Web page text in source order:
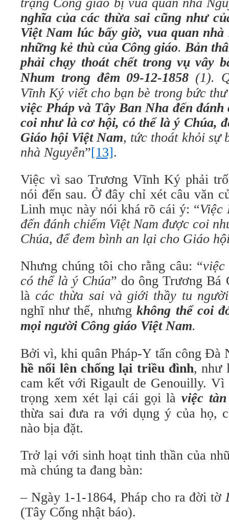
nghĩa của các thừa sai cũng như
Việt Nam lúc bấy giờ, vua quan
những kẻ thù của Công giáo.Bản
phải chạy thoát chết trong vụ vây
Nhum trong đêm 09-12-1858 (1).
việc Pháp và Tây Ban Nha đến
coi như là cơ hội, có thể là ý Chúa,
Giáo hội Việt Nam, tức thoát khỏi sự
nhà Nguyễn”[13].
Việc vì sao Trương Vĩnh Ký phải
nói đến sau. Ở đây chỉ xét câu văn
Linh mục này nói khá rõ cái ý: “Việc
đến đánh chiếm Việt Nam được coi
Chúa, để đem bình an lại cho Giáo
Nhưng chúng tôi cho rằng câu: “việc
có thể là ý Chúa” do ông Trương Bá
là các thừa sai và giới thầy tu
nghĩ như thế, nhưng không thể coi
mọi người Công giáo Việt Nam.
Bởi vì, khi quân Pháp-Y tấn công Đà
hề nổi lên chống lại triều đình, như
cam kết với Rigault de Genouilly. Vì
trọng xem xét lại cái gọi là việc
thừa sai đưa ra với dụng ý của họ,
nào bịa đặt.
Trở lại với sinh hoạt tinh thần của
mà chúng ta đang bàn:
– Ngày 1-1-1864, Pháp cho ra đời tờ
(Tây Cống nhật báo).